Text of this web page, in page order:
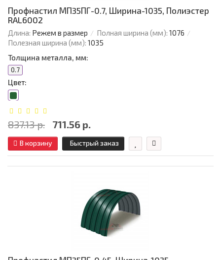
Профнастил МП35ПГ-0.7, Ширина-1035, Полиэстер
RAL6002
Длина: Режем в размер Полная ширина (мм): 1076
Полезная ширина (мм): 1035
Толщина металла, мм:
0.7
Цвет:
837.13 р. 711.56 р.
В корзину Быстрый заказ